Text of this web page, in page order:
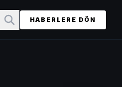
HABERLERE DÖN